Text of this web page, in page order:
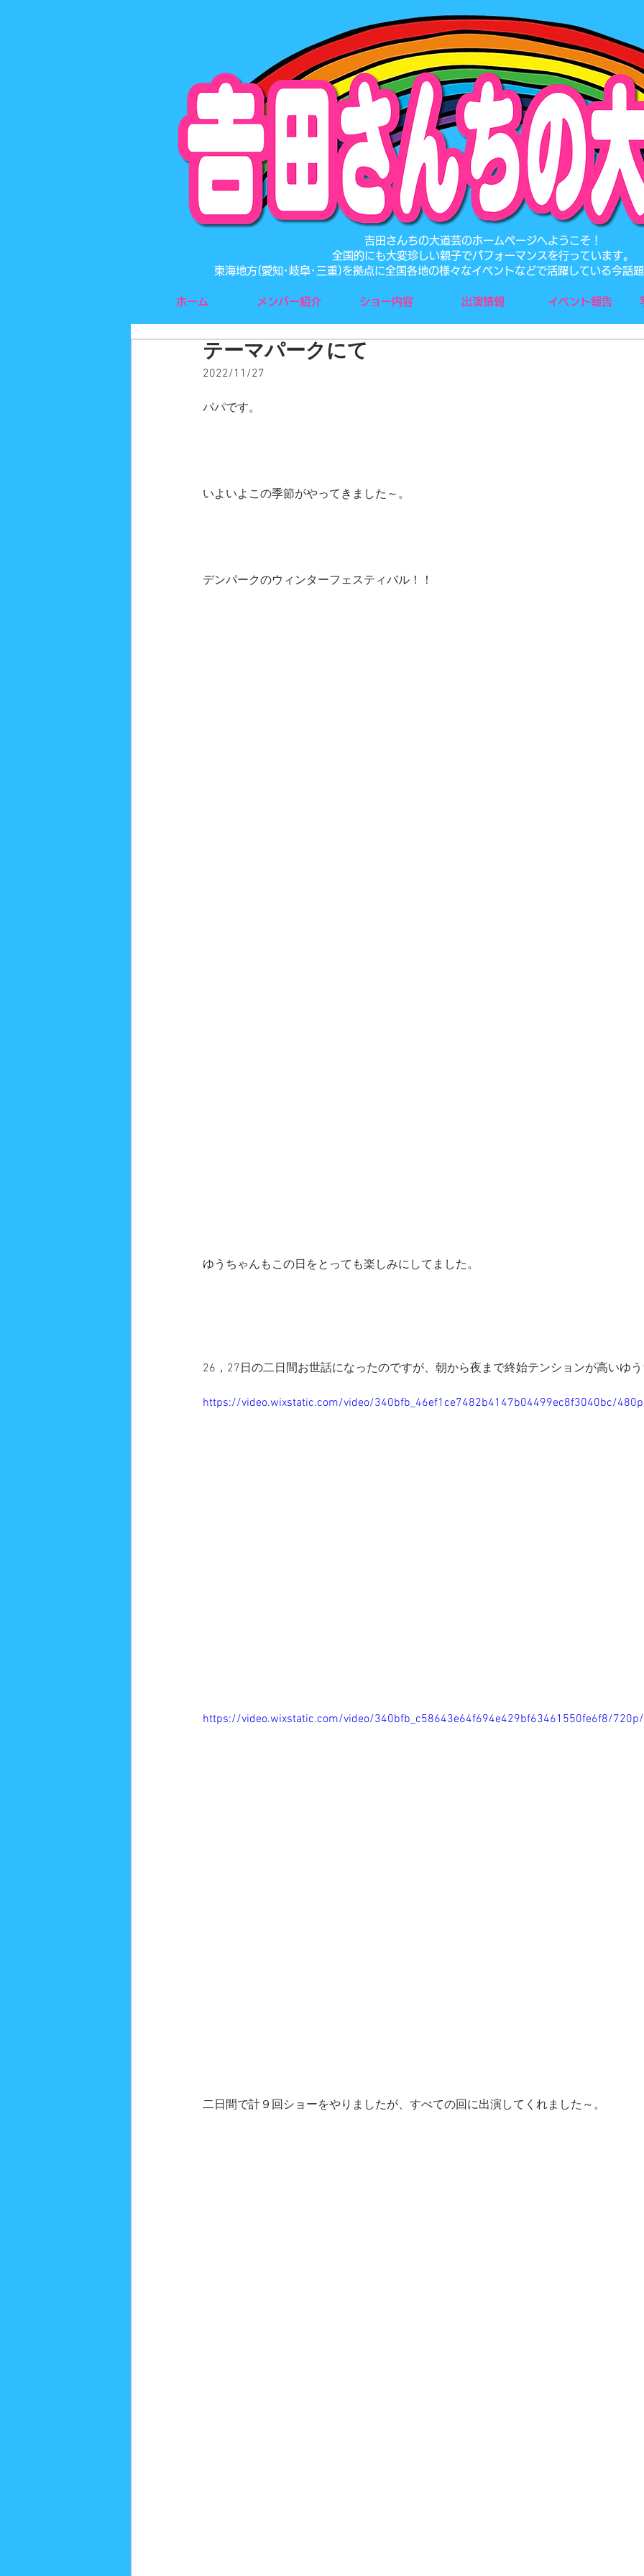
​吉田さんちの大道芸のホームページへようこそ！
全国的にも大変珍しい親子でパフォーマンスを行っています。
東海地方(愛知･岐阜･三重)を拠点に全国各地の様々なイベントなどで活躍している今話題
ホーム メンバー紹介 ショー内容 出演情報 イベント報告
テーマパークにて
2022/11/27
パパです。
いよいよこの季節がやってきました～。
デンパークのウィンターフェスティバル！！
ゆうちゃんもこの日をとっても楽しみにしてました。
26，27日の二日間お世話になったのですが、朝から夜まで終始テンションが高いゆう
https://video.wixstatic.com/video/340bfb_46ef1ce7482b4147b04499ec8f3040bc/
https://video.wixstatic.com/video/340bfb_c58643e64f694e429bf63461550fe6f8/
二日間で計９回ショーをやりましたが、すべての回に出演してくれました～。